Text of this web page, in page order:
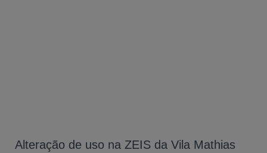
Alteração de uso na ZEIS da Vila Mathias